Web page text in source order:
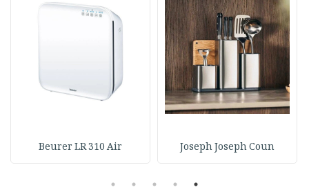
Joseph Joseph Coun
Beurer LR 310 Air
1
2
3
4
5